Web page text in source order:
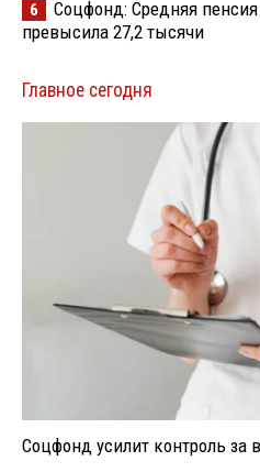
6
Соцфонд: Средняя
превысила 27,2 тысячи
Главное сегодня
Соцфонд усилит контроль